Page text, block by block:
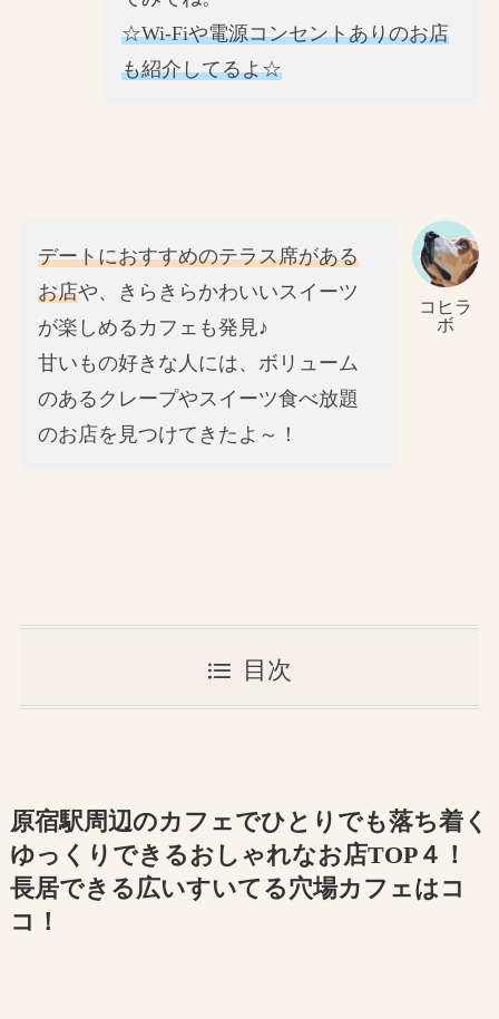
☆Wi-Fiや電源コンセントありのお店
も紹介してるよ☆
コヒラ
ボ
デートにおすすめのテラス席がある
お店や、きらきらかわいいスイーツ
が楽しめるカフェも発見♪
甘いもの好きな人には、ボリューム
のあるクレープやスイーツ食べ放題
のお店を見つけてきたよ～！
目次
原宿駅周辺のカフェでひとりでも落ち着く
ゆっくりできるおしゃれなお店TOP４！
長居できる広いすいてる穴場カフェはコ
コ！